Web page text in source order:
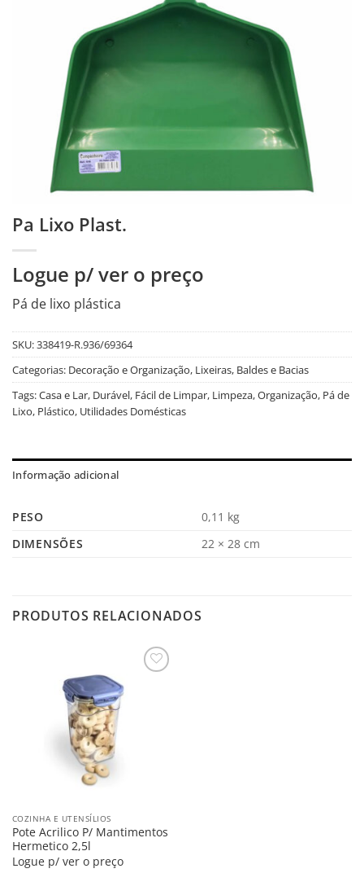
Pa Lixo Plast.
Logue p/ ver o preço
Pá de lixo plástica
SKU:338419-R.936/69364
Categorias: Decoração e Organização, Lixeiras, Baldes e Bacias
Tags:Casa e Lar, Durável, Fácil de Limpar, Limpeza,Organização, Pá de
Lixo, Plástico, Utilidades Domésticas
Informação adicional
PESO
0,11 kg
DIMENSÕES
22 × 28 cm
PRODUTOS RELACIONADOS
COZINHA E UTENSÍLIOS
Pote Acrilico P/ Mantimentos
Hermetico 2,5l
Logue p/ ver o preço